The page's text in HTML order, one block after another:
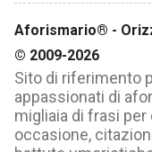
Aforismario® -
© 2009-2026
Sito di riferimento
appassionati di
migliaia di frasi per
occasione,